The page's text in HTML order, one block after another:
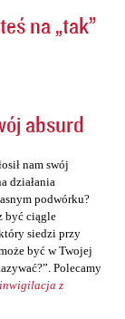
na „tak”
absurd
nam swój
działania
podwórku?
być ciągle
siedzi przy
być w Twojej
Polecamy
inwigilacja z